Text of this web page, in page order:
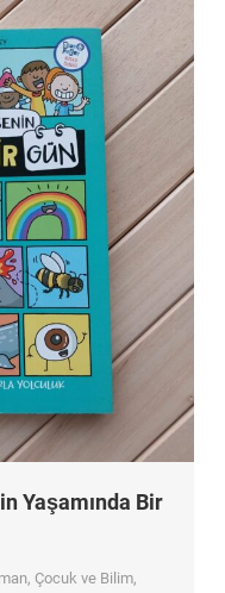
Yaşamında Bir
, Çocuk ve Bilim,